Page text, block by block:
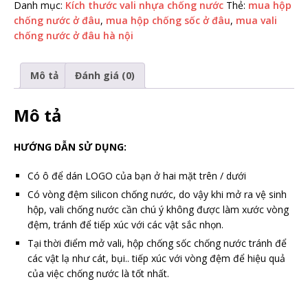
Danh mục: Kích thước vali nhựa chống nước Thẻ: mua hộp
chống nước ở đâu, mua hộp chống sốc ở đâu, mua vali
chống nước ở đâu hà nội
Mô tả Đánh giá (0)
Mô tả
HƯỚNG DẪN SỬ DỤNG:
Có ô để dán LOGO của bạn ở hai mặt trên / dưới
Có vòng đệm silicon chống nước, do vậy khi mở ra vệ sinh
hộp, vali chống nước cần chú ý không được làm xước vòng
đệm, tránh để tiếp xúc với các vật sắc nhọn.
Tại thời điểm mở vali, hộp chống sốc chống nước tránh để
các vật lạ như cát, bụi.. tiếp xúc với vòng đệm để hiệu quả
của việc chống nước là tốt nhất.